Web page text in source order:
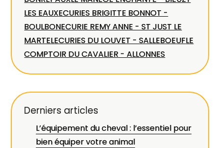
LES EAUXECURIES BRIGITTE BONNOT -
BOULBONECURIE REMY ANNE - ST JUST LE
MARTELECURIES DU LOUVET - SALLEBOEUFLE
COMPTOIR DU CAVALIER - ALLONNES
Derniers articles
L’équipement du cheval : l’essentiel pour
bien équiper votre animal